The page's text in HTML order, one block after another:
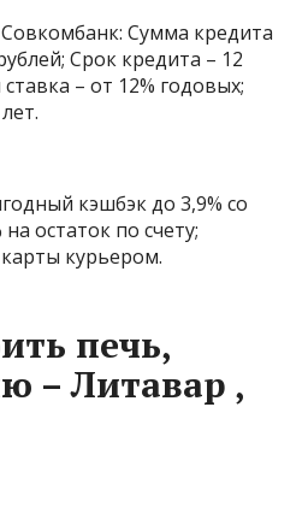
Сумма кредита
Срок кредита – 12
– от 12% годовых;
кэшбэк до 3,9% со
остаток по счету;
курьером.
печь,
– Литавар ,